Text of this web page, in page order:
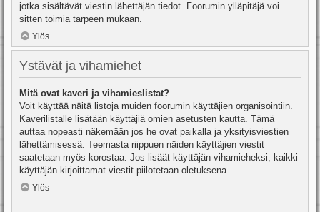
jotka sisältävät viestin lähettäjän tiedot. Foorumin ylläpitäjä voi
sitten toimia tarpeen mukaan.
Ylös
Ystävät ja vihamiehet
Mitä ovat kaveri ja vihamieslistat?
Voit käyttää näitä listoja muiden foorumin käyttäjien organisointiin.
Kaverilistalle lisätään käyttäjiä omien asetusten kautta. Tämä
auttaa nopeasti näkemään jos he ovat paikalla ja yksityisviestien
lähettämisessä. Teemasta riippuen näiden käyttäjien viestit
saatetaan myös korostaa. Jos lisäät käyttäjän vihamieheksi, kaikki
käyttäjän kirjoittamat viestit piilotetaan oletuksena.
Ylös